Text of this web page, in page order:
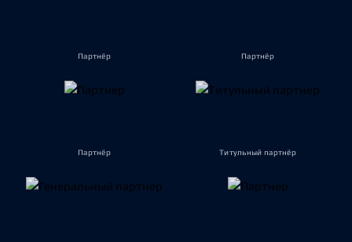
Партнёр Партнёр
Партнёр Титульный партнёр